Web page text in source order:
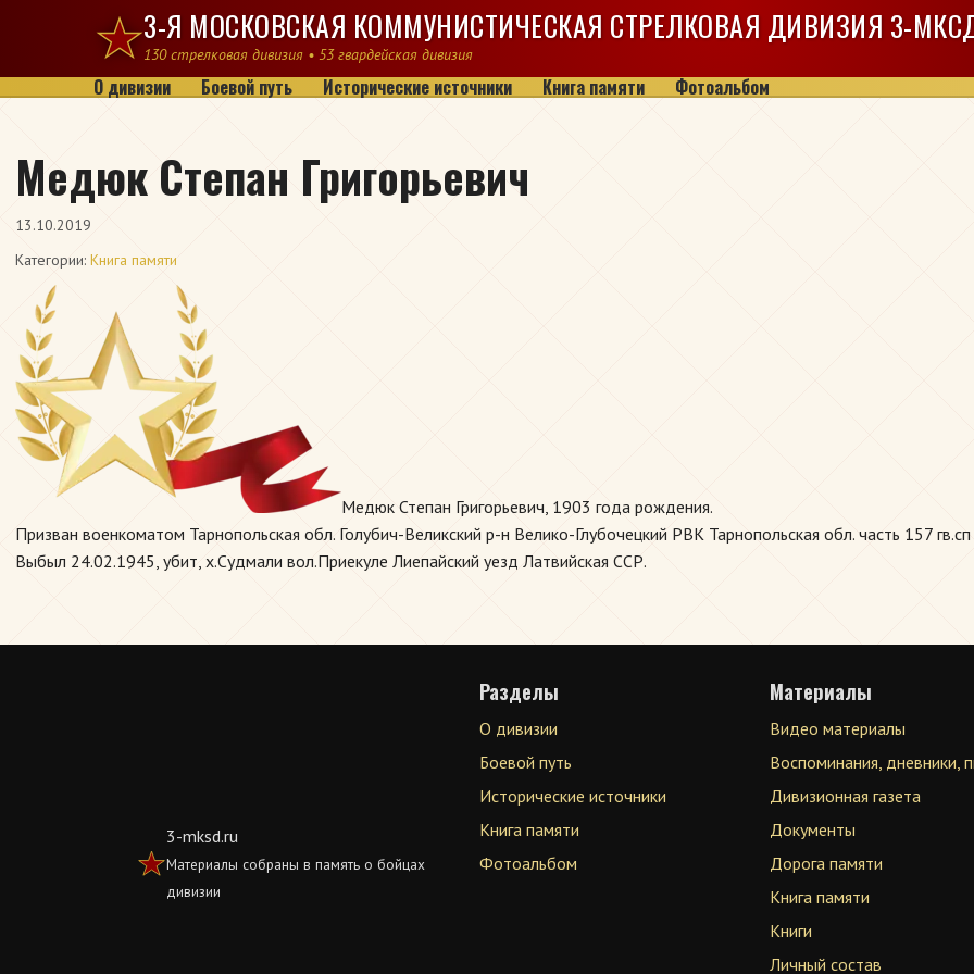
Перейти к содержимому3-Я МОСКОВСКАЯ КОММУНИСТИЧЕСКАЯ СТРЕЛКОВАЯ ДИВИЗИЯ 3-
130 стрелковая дивизия • 53 гвардейская дивизия
О дивизии Боевой путь Исторические источники Книга памяти Фотоальбом
Медюк Степан Григорьевич
13.10.2019
Категории: Книга памяти
Медюк Степан Григорьевич, 1903 года рождения.
Призван военкоматом Тарнопольская обл. Голубич-Великский р-н Велико-Глубочецкий РВК Тарнопольская обл. часть 157 гв.сп
Выбыл 24.02.1945, убит, х.Судмали вол.Приекуле Лиепайский уезд Латвийская ССР.
3-mksd.ru
Материалы собраны в память о бойцах
дивизии
Разделы
О дивизии
Боевой путь
Исторические источники
Книга памяти
Фотоальбом
Материалы
Видео материалы
Воспоминания, дневники,
Дивизионная газета
Документы
Дорога памяти
Книга памяти
Книги
Личный состав